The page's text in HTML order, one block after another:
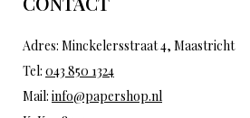
Adres: Minckelersstraat 4, Maastricht
Tel: 043 850 1324
Mail: info@papershop.nl